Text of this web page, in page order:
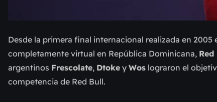
Desde la primera final internacional realizada en
completamente virtual en República Dominicana,
argentinos Frescolate, Dtoke y Wos lograron el
competencia de Red Bull.